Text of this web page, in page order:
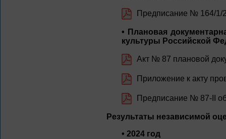
Предписание № 164/1/
• Плановая
культуры Российской
Акт № 87 плановой
Приложение к акту
Предписание № 87-II
Результаты независимой
• 2024 год